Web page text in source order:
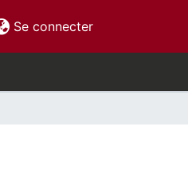
Se connecter(current)